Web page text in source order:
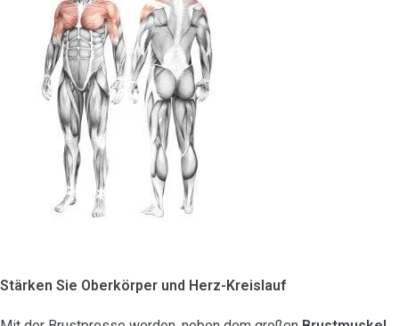
Stärken Sie Oberkörper und Herz-Kreislauf